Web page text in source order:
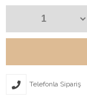
Telefonla Sipariş